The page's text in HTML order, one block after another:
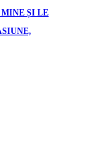
MINE ȘI LE